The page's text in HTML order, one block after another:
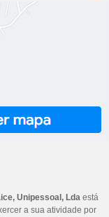
Unipessoal, Lda está
a sua atividade por